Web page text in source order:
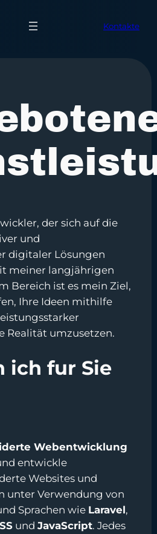
Kontakte
der sich auf die
und
digitaler Lösungen
meiner langjährigen
Bereich ist es mein Ziel,
Ihre Ideen mithilfe
Realität umzusetzen.
ich fur Sie
Webentwicklung
entwickle
Websites und
unter Verwendung von
Sprachen wie Laravel,
undJavaScript. Jedes